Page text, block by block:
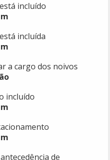
incluído
incluída
a cargo dos noivos
incluído
de